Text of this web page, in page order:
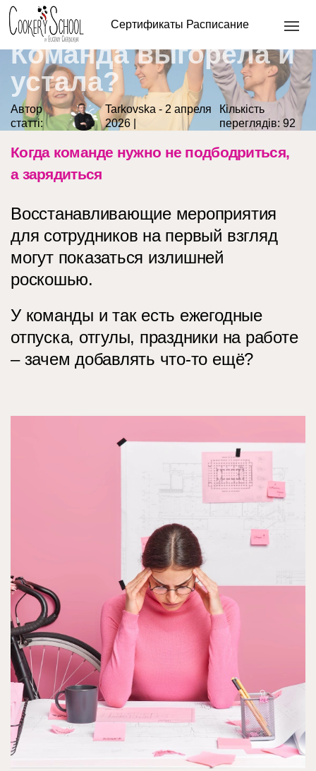
Сертификаты Расписание
Команда выгорела и
устала?
Автор
статті:
Tarkovska - 2 апреля
2026 |
Кількість
переглядів: 92
Когда команде нужно не подбодриться,
а зарядиться
Восстанавливающие мероприятия
для сотрудников на первый взгляд
могут показаться излишней
роскошью.
У команды и так есть ежегодные
отпуска, отгулы, праздники на работе
– зачем добавлять что-то ещё?